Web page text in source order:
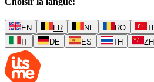
EN FR NL RO
IT
DE ES TH ZH